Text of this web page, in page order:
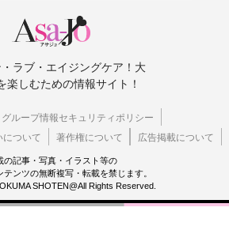
ラブ・エイジングケア！大
楽しむための情報サイト！
グループ情報セキュリティポリシー
について
著作権について 広告掲載について
の記事・写真・イラスト等の
テンツの無断複写・転載を禁じます。
SHOTEN@All Rights Reserved.